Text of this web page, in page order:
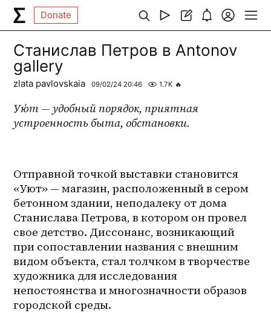
Donate
Станислав Петров в Antonov
gallery
zlata pavlovskaia 09/02/24 20:46 1.7K 🔥
Ую́т — удобный порядок, приятная
устроенность быта, обстановки.
Отправной точкой выставки становится
«Уют» — магазин, расположенный в сером
бетонном здании, неподалеку от дома
Станислава Петрова, в котором он провел
свое детство. Диссонанс, возникающий
при сопоставлении названия с внешним
видом объекта, стал толчком в творчестве
художника для исследования
непостоянства и многозначности образов
городской среды.